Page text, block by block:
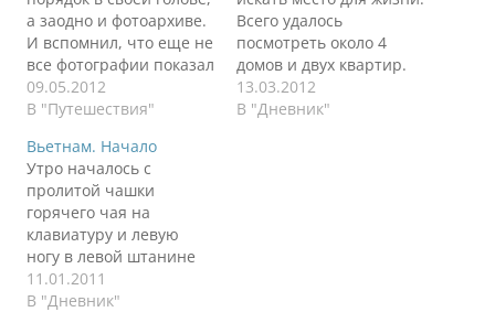
а заодно и фотоархиве.
И вспомнил, что еще не
все фотографии показал
из последней поездки.
А на этой картинке
понравился. Красиво
получилось, на мой
взгляд. Немного жанра
(хотя не люблю такие
фотографии, не
понимаю их).
09.05.2012
В "Путешествия"
Всего удалось
посмотреть около 4
домов и двух квартир.
Квартиры здесь похожи
на наши люксы.
13.03.2012
В "Дневник"
Вьетнам. Начало
Утро началось с
пролитой чашки
горячего чая на
клавиатуру и левую
ногу в левой штанине
пижамы. Стало немного
горячо, и я подумал,
11.01.2011
В "Дневник"